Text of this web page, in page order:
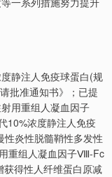
静注人免疫球蛋白(规
批准通知书》；已提
用重组人凝血因子
浓度静注人免疫
炎性脱髓鞘性多发性
重组人凝血因子Ⅷ-Fc
获得性人纤维蛋白原减